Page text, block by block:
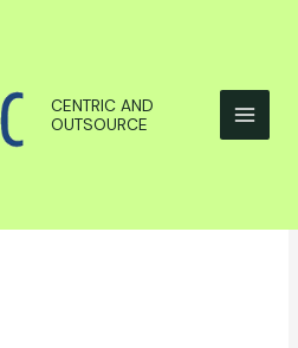
CENTRIC AND
OUTSOURCE